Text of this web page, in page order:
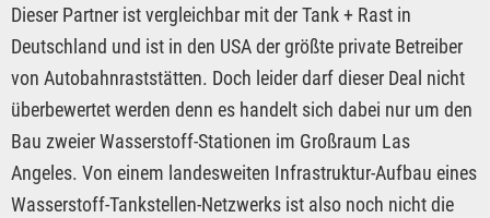
Dieser Partner ist vergleichbar mit der Tank + Rast in
Deutschland und ist in den USA der größte private Betreiber
von Autobahnraststätten. Doch leider darf dieser Deal nicht
überbewertet werden denn es handelt sich dabei nur um den
Bau zweier Wasserstoff-Stationen im Großraum Las
Angeles. Von einem landesweiten Infrastruktur-Aufbau eines
Wasserstoff-Tankstellen-Netzwerks ist also noch nicht die